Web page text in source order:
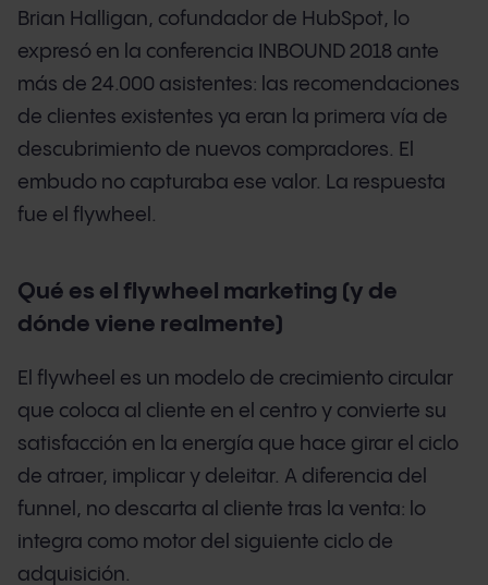
Brian Halligan, cofundador de HubSpot, lo
expresó en la conferencia INBOUND 2018 ante
más de 24.000 asistentes: las recomendaciones
de clientes existentes ya eran la primera vía de
descubrimiento de nuevos compradores. El
embudo no capturaba ese valor. La respuesta
fue el flywheel.
Qué es el flywheel marketing (y de
dónde viene realmente)
El flywheel es un modelo de crecimiento circular
que coloca al cliente en el centro y convierte su
satisfacción en la energía que hace girar el ciclo
de atraer, implicar y deleitar. A diferencia del
funnel, no descarta al cliente tras la venta: lo
integra como motor del siguiente ciclo de
adquisición.